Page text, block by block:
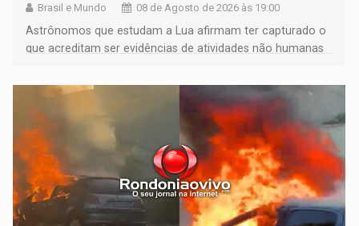
Brasil e Mundo 08 de Agosto de 2026 às 19:00
Astrônomos que estudam a Lua afirmam ter capturado o
que acreditam ser evidências de atividades não humanas
órbita